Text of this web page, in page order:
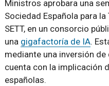
Ministros aprobara una
Sociedad Española para
SETT, en un consorcio
una gigafactoría de IA.
mediante una inversión
cuenta con la implicación
españolas.